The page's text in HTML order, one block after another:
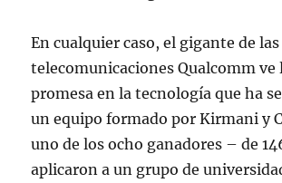
En cualquier caso, el gigante de las
telecomunicaciones Qualcomm ve
promesa en la tecnología que ha
un equipo formado por Kirmani y
uno de los ocho ganadores – de
aplicaron a un grupo de